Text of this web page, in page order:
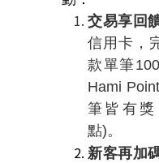
交易享回
信用卡，
款單筆100
Hami Point
筆皆有
點)。
新客再加